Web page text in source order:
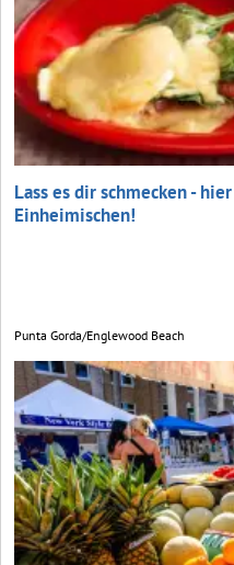
Lass es dir schmecken -
Einheimischen!
Punta Gorda/Englewood Beach